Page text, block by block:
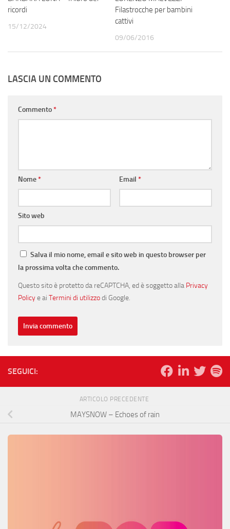
ricordi
15/12/2024
Filastrocche per bambini
cattivi
09/06/2016
LASCIA UN COMMENTO
Commento*
Nome* Email *
Sito web
Salva il mio nome, email e sito web in questo browser per
la prossima volta che commento.
Questo sito è protetto da reCAPTCHA, ed è soggetto alla Privacy
Policye ai Termini di utilizzodi Google.
SEGUICI:
ARTICOLO PRECEDENTE
MAYSNOW – Echoes of rain